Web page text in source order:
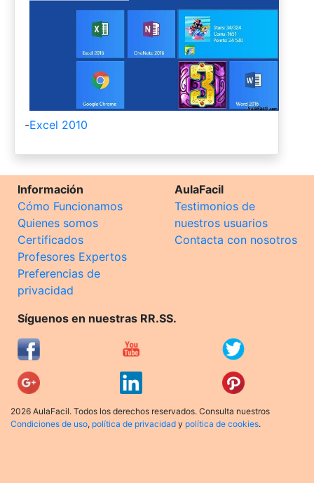
-Excel 2010
Información
Cómo Funcionamos
Quienes somos
Certificados
Profesores Expertos
Preferencias de
privacidad
AulaFacil
Testimonios de
nuestros usuarios
Contacta con nosotros
Síguenos en nuestras RR.SS.
2026 AulaFacil. Todos los derechos reservados. Consulta nuestros
Condiciones de uso, política de privacidad y política de cookies.